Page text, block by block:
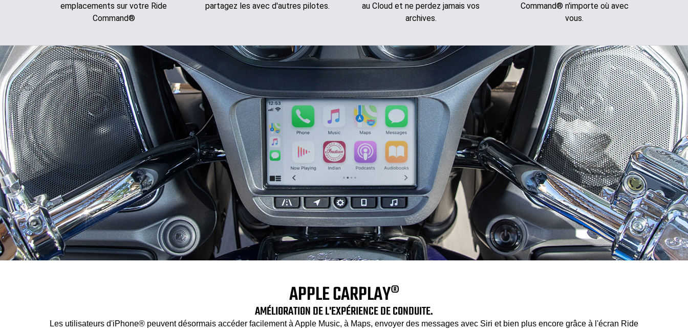
emplacements sur votre Ride
Command®
partagez les avec d'autres pilotes.
au Cloud et ne perdez jamais vos
archives.
Command® n'importe où avec
vous.
APPLE CARPLAY®
AMÉLIORATION DE L'EXPÉRIENCE DE CONDUITE.
Les utilisateurs d'iPhone® peuvent désormais accéder facilement à Apple Music, à Maps, envoyer des messages avec Siri et bien plus encore grâce à l'écran Ride